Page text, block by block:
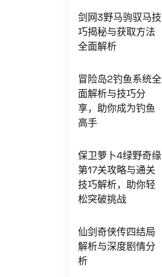
剑网3野马驹驭马技
巧揭秘与获取方法
全面解析
冒险岛2钓鱼系统全
面解析与技巧分
享，助你成为钓鱼
高手
保卫萝卜4绿野奇缘
第17关攻略与通关
技巧解析，助你轻
松突破挑战
仙剑奇侠传四结局
解析与深度剧情分
析